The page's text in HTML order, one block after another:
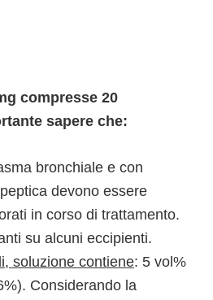
compresse 20
sapere che:
bronchiale e con
devono essere
in corso di trattamento.
su alcuni eccipienti.
soluzione contiene: 5 vol%
Considerando la